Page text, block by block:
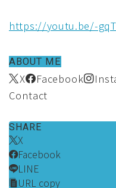
https://youtu.be/-
ABOUT ME
X Facebook
Contact
SHARE
X
Facebook
LINE
URL copy